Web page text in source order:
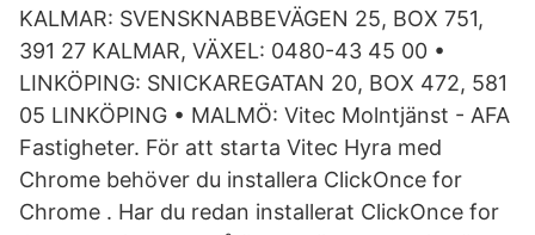
KALMAR: SVENSKNABBEVÄGEN 25, BOX 751,
391 27 KALMAR, VÄXEL: 0480-43 45 00 •
LINKÖPING: SNICKAREGATAN 20, BOX 472, 581
05 LINKÖPING • MALMÖ: Vitec Molntjänst - AFA
Fastigheter. För att starta Vitec Hyra med
Chrome behöver du installera ClickOnce for
Chrome . Har du redan installerat ClickOnce for